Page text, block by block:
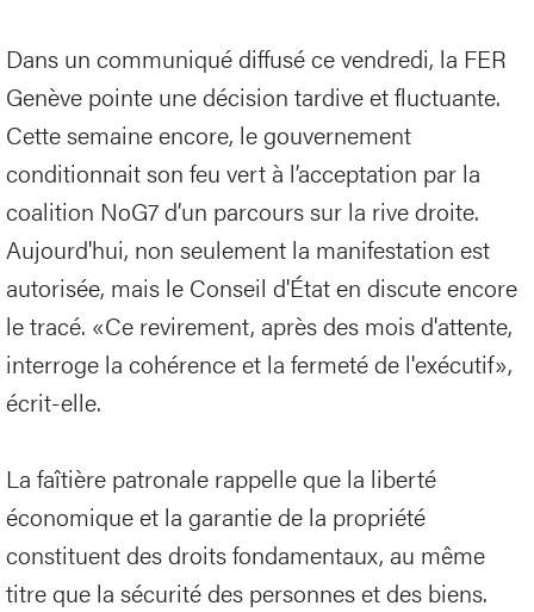
Dans un communiqué diffusé ce vendredi, la FER
Genève pointe une décision tardive et fluctuante.
Cette semaine encore, le gouvernement
conditionnait son feu vert à l’acceptation par la
coalition NoG7 d’un parcours sur la rive droite.
Aujourd'hui, non seulement la manifestation est
autorisée, mais le Conseil d'État en discute encore
le tracé. «Ce revirement, après des mois d'attente,
interroge la cohérence et la fermeté de l'exécutif»,
écrit-elle.
La faîtière patronale rappelle que la liberté
économique et la garantie de la propriété
constituent des droits fondamentaux, au même
titre que la sécurité des personnes et des biens.